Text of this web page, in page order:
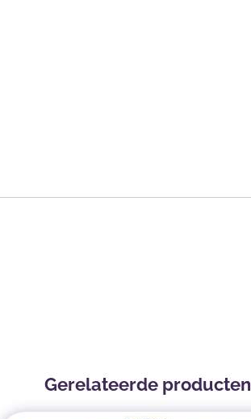
Gerelateerde producten